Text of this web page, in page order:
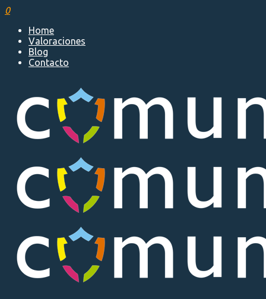
0
Home
Valoraciones
Blog
Contacto